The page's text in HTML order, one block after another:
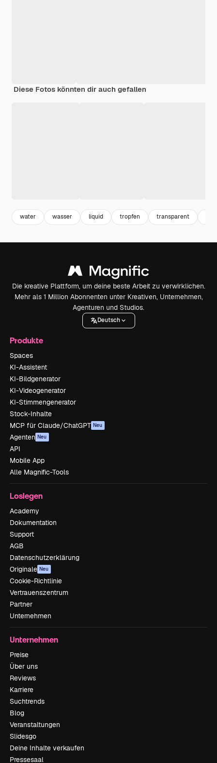
Diese Fotos könnten dir auch gefallen
water wasser liquid tropfen transparent
Die kreative Plattform, um deine beste Arbeit zu verwirklichen.
Mehr als 1 Million Abonnenten unter Kreativen, Unternehmen,
Agenturen und Studios.
Deutsch
Produkte
Spaces
KI-Assistent
KI-Bildgenerator
KI-Videogenerator
KI-Stimmengenerator
Stock-Inhalte
MCP für Claude/ChatGPT Neu
Agenten Neu
API
Mobile App
Alle Magnific-Tools
Loslegen
Academy
Dokumentation
Support
AGB
Datenschutzerklärung
Originale Neu
Cookie-Richtlinie
Vertrauenszentrum
Partner
Unternehmen
Unternehmen
Preise
Über uns
Reviews
Karriere
Suchtrends
Blog
Veranstaltungen
Slidesgo
Deine Inhalte verkaufen
Pressesaal